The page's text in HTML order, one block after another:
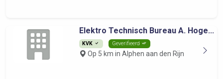
Elektro Technisch Bureau A. Hoge...
KVK Geverifieerd
Op 5 km in Alphen aan den Rijn